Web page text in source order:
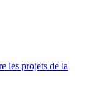
les projets de la